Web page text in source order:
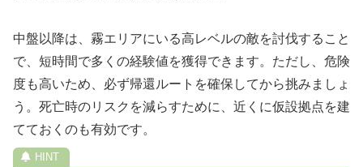
中盤以降は、霧エリアにいる高レベルの敵を討伐すること
で、短時間で多くの経験値を獲得できます。ただし、危険
度も高いため、必ず帰還ルートを確保してから挑みましょ
う。死亡時のリスクを減らすために、近くに仮設拠点を建
てておくのも有効です。